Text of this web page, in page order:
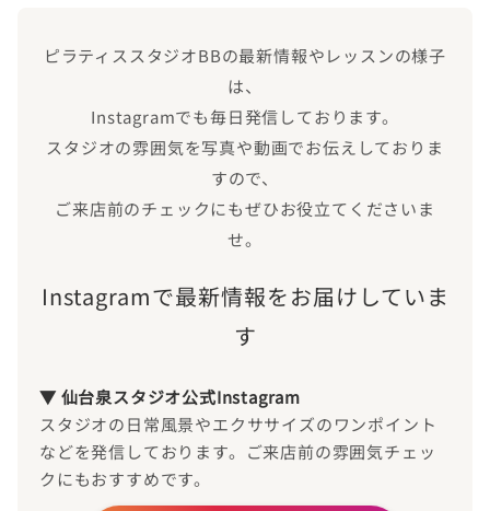
ピラティススタジオBBの最新情報やレッスンの様子
は、
Instagramでも毎日発信しております。
スタジオの雰囲気を写真や動画でお伝えしておりま
すので、
ご来店前のチェックにもぜひお役立てくださいま
せ。
Instagramで最新情報をお届けしていま
す
▼ 仙台泉スタジオ公式Instagram
スタジオの日常風景やエクササイズのワンポイント
などを発信しております。ご来店前の雰囲気チェッ
クにもおすすめです。